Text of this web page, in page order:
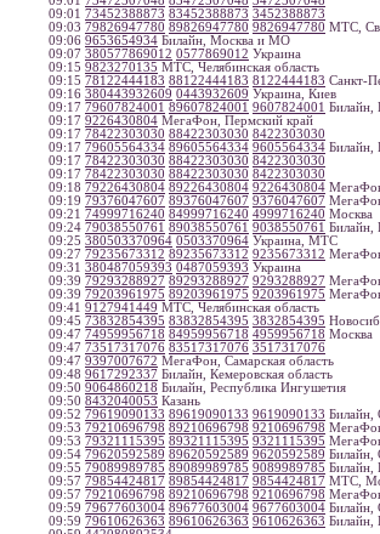
09:01 73452388873 83452388873 3452388873
09:03 79826947780 89826947780 9826947780 МТС,
09:06 9653654934 Билайн, Москва и МО
09:07 380577869012 0577869012 Украина
09:15 9823270135 МТС, Челябинская область
09:15 78122444183 88122444183 8122444183 Санкт-
09:16 380443932609 0443932609 Украина, Киев
09:17 79607824001 89607824001 9607824001 Билайн,
09:17 9226430804 МегаФон, Пермский край
09:17 78422303030 88422303030 8422303030
09:17 79605564334 89605564334 9605564334 Билайн,
09:17 78422303030 88422303030 8422303030
09:17 78422303030 88422303030 8422303030
09:18 79226430804 89226430804 9226430804
09:19 79376047607 89376047607 9376047607
09:21 74999716240 84999716240 4999716240 Москва
09:24 79038550761 89038550761 9038550761 Билайн,
09:25 380503370964 0503370964 Украина, МТС
09:27 79235673312 89235673312 9235673312
09:31 380487059393 0487059393 Украина
09:39 79293288927 89293288927 9293288927
09:39 79203961975 89203961975 9203961975
09:41 9127941449 МТС, Челябинская область
09:45 73832854395 83832854395 3832854395
09:47 74959956718 84959956718 4959956718 Москва
09:47 73517317076 83517317076 3517317076
09:47 9397007672 МегаФон, Самарская область
09:48 9617292337 Билайн, Кемеровская область
09:50 9064860218 Билайн, Республика Ингушетия
09:50 8432040053 Казань
09:52 79619090133 89619090133 9619090133 Билайн,
09:53 79210696798 89210696798 9210696798
09:53 79321115395 89321115395 9321115395
09:54 79620592589 89620592589 9620592589 Билайн,
09:55 79089989785 89089989785 9089989785 Билайн,
09:57 79854424817 89854424817 9854424817 МТС,
09:57 79210696798 89210696798 9210696798
09:59 79677603004 89677603004 9677603004 Билайн,
09:59 79610626363 89610626363 9610626363 Билайн,